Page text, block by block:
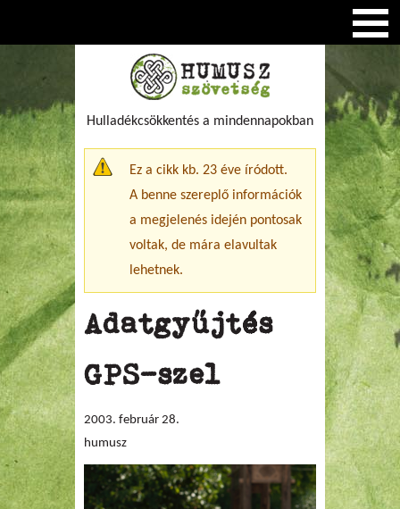
Hulladékcsökkentés a mindennapokban
Figyelmeztető üzenet
Ez a cikk kb. 23 éve íródott.
A benne szereplő információk
a megjelenés idején pontosak
voltak, de mára elavultak
lehetnek.
Adatgyűjtés
GPS-szel
2003. február 28.
humusz